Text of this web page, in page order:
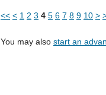
<< < 1 2 3 4 5 6 7 8 9 10 >
You may also start an